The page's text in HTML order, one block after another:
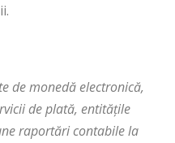
de monedă electronică,
de plată, entităţile
raportări contabile la